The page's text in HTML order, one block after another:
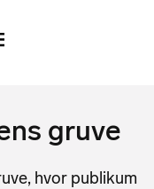
gruve
hvor publikum